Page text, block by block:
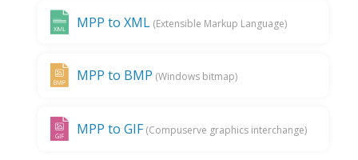
MPP to XML (Extensible Markup Language)
MPP to BMP (Windows bitmap)
MPP to GIF (Compuserve graphics interchange)